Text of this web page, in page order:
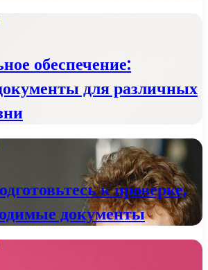
обеспечение:
для различных
к проверке,
документы